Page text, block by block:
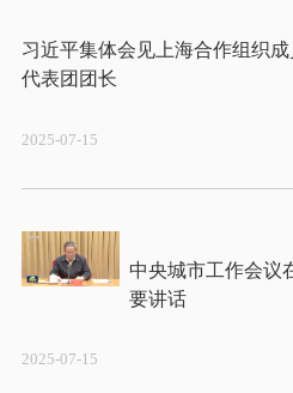
习近平集体会见上海合作组织
2025-07-15
中央城市工作会议
2025-07-15